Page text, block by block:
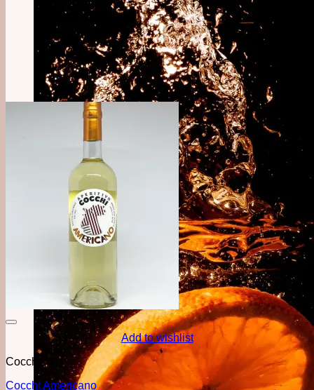
Add to wishlist
Cocchi
Cocchi Americano